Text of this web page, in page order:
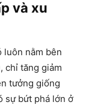
và xu
luôn nằm bên
chỉ tăng giảm
tưởng giống
sự bứt phá lớn ở